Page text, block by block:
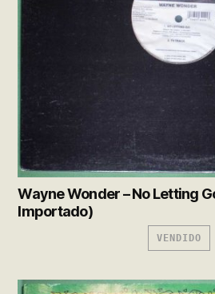
Wayne Wonder – No Letting
Importado)
VENDIDO